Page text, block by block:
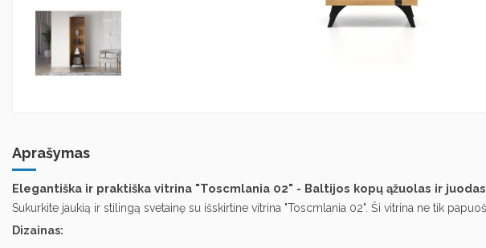
Aprašymas
Elegantiška ir praktiška vitrina "Toscmlania 02" - Baltijos kopų ąžuolas ir
Sukurkite jaukią ir stilingą svetainę su išskirtine vitrina "Toscmlania 02". Ši vitrina ne tik
Dizainas: